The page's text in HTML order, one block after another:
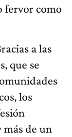
fervor como
a las
que se
los
de un